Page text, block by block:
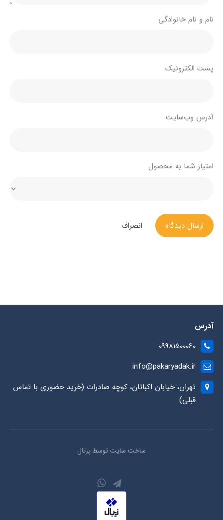
نام و نام خانوادگی
پست الکترونیک
آدرس وب‌سایت
امتیاز شما به محصول
ارسال دیدگاه انصراف
آدرس
09981500060
info@pakaryadak.ir
تهران، خیابان اکباتان، کوچه صادرات (خرید حضوری با تماس
قبلی)
ساخت سایت توسطپرتال